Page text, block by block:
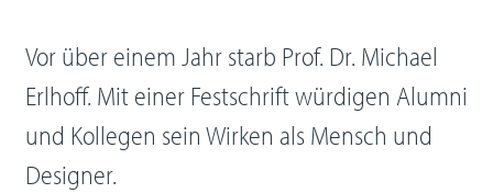
Vor über einem Jahr starb Prof. Dr. Michael
Erlhoff. Mit einer Festschrift würdigen Alumni
und Kollegen sein Wirken als Mensch und
Designer.